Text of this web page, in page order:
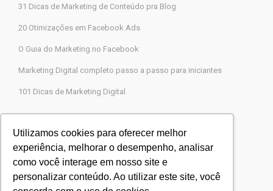
Utilizamos cookies para oferecer melhor
experiência, melhorar o desempenho, analisar
como você interage em nosso site e
personalizar conteúdo. Ao utilizar este site, você
31 Dicas de Marketing de Conteúdo pra Blog
20 Otimizações em Facebook Ads
O Guia do Marketing no Facebook
Marketing Digital completo passo a passo para iniciantes
101 Dicas de Marketing Digital
Agência Legions Marketing Digital
Rua Gaspar Moreira, 22, Butantã, São Paulo-SP
CEP 05505-000